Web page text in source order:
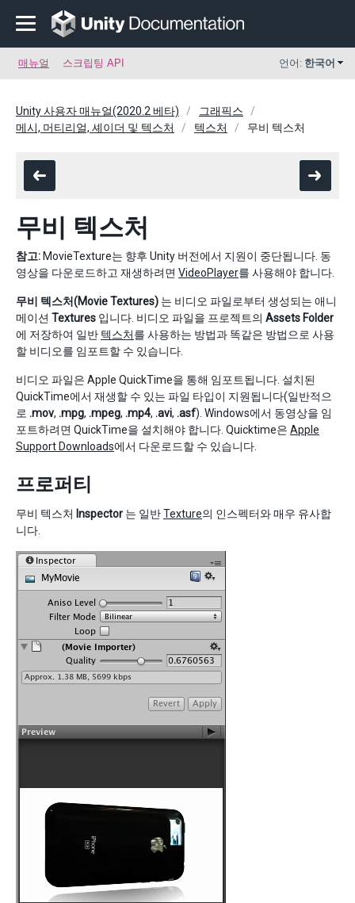
매뉴얼 스크립팅 API 언어: 한국어
Unity 사용자 매뉴얼(2020.2 베타)
그래픽스
메시, 머티리얼, 셰이더 및 텍스처
텍스처 무비 텍스처
무비 텍스처
참고: MovieTexture는 향후 Unity 버전에서 지원이 중단됩니다. 동
영상을 다운로드하고 재생하려면 VideoPlayer를 사용해야 합니다.
무비 텍스처(Movie Textures) 는 비디오 파일로부터 생성되는 애니
메이션 Textures 입니다. 비디오 파일을 프로젝트의 Assets Folder
에 저장하여 일반 텍스처를 사용하는 방법과 똑같은 방법으로 사용
할 비디오를 임포트할 수 있습니다.
비디오 파일은 Apple QuickTime을 통해 임포트됩니다. 설치된
QuickTime에서 재생할 수 있는 파일 타입이 지원됩니다(일반적으
로 .mov, .mpg, .mpeg, .mp4, .avi, .asf). Windows에서 동영상을 임
포트하려면 QuickTime을 설치해야 합니다. Quicktime은 Apple
Support Downloads에서 다운로드할 수 있습니다.
프로퍼티
무비 텍스처 Inspector 는 일반Texture의 인스펙터와 매우 유사합
니다.